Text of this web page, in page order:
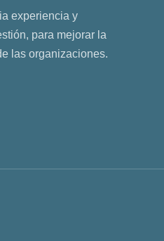
experiencia y
para mejorar la
las organizaciones.